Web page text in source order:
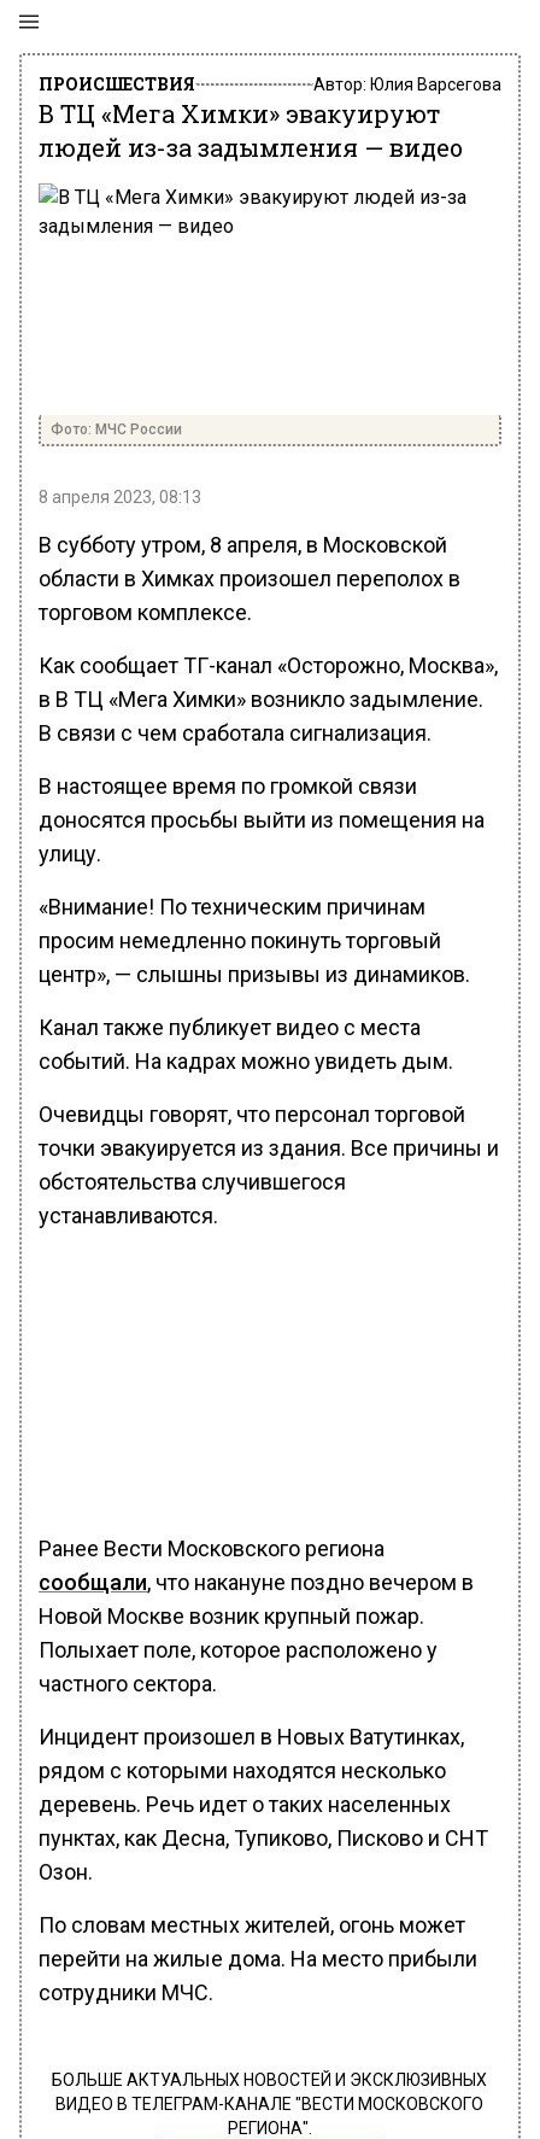
ПРОИСШЕСТВИЯ Автор: Юлия Варсегова
В ТЦ «Мега Химки» эвакуируют
людей из-за задымления — видео
Фото: МЧС России
8 апреля 2023, 08:13
В субботу утром, 8 апреля, в Московской
области в Химках произошел переполох в
торговом комплексе.
Как сообщает ТГ-канал «Осторожно, Москва»,
в В ТЦ «Мега Химки» возникло задымление.
В связи с чем сработала сигнализация.
В настоящее время по громкой связи
доносятся просьбы выйти из помещения на
улицу.
«Внимание! По техническим причинам
просим немедленно покинуть торговый
центр», — слышны призывы из динамиков.
Канал также публикует видео с места
событий. На кадрах можно увидеть дым.
Очевидцы говорят, что персонал торговой
точки эвакуируется из здания. Все причины и
обстоятельства случившегося
устанавливаются.
Ранее Вести Московского региона
сообщали, что накануне поздно вечером в
Новой Москве возник крупный пожар.
Полыхает поле, которое расположено у
частного сектора.
Инцидент произошел в Новых Ватутинках,
рядом с которыми находятся несколько
деревень. Речь идет о таких населенных
пунктах, как Десна, Тупиково, Писково и СНТ
Озон.
По словам местных жителей, огонь может
перейти на жилые дома. На место прибыли
сотрудники МЧС.
БОЛЬШЕ АКТУАЛЬНЫХ НОВОСТЕЙ И ЭКСКЛЮЗИВНЫХ
ВИДЕО В ТЕЛЕГРАМ-КАНАЛЕ "ВЕСТИ МОСКОВСКОГО
РЕГИОНА".